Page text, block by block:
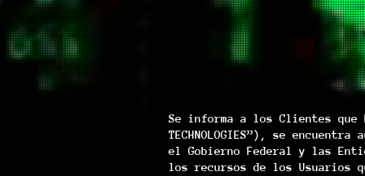
Se informa a los Clientes que
TECHNOLOGIES”), se
el Gobierno Federal y las
los recursos de los Usuarios